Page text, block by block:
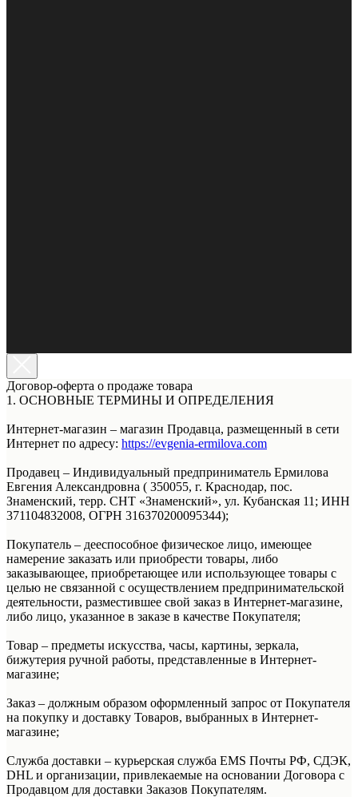
Договор-оферта о продаже товара
1. ОСНОВНЫЕ ТЕРМИНЫ И ОПРЕДЕЛЕНИЯ
Интернет-магазин – магазин Продавца, размещенный в сети
Интернет по адресу: https://evgenia-ermilova.com
Продавец – Индивидуальный предприниматель Ермилова
Евгения Александровна ( 350055, г. Краснодар, пос.
Знаменский, терр. СНТ «Знаменский», ул. Кубанская 11; ИНН
371104832008, ОГРН 316370200095344);
Покупатель – дееспособное физическое лицо, имеющее
намерение заказать или приобрести товары, либо
заказывающее, приобретающее или использующее товары с
целью не связанной с осуществлением предпринимательской
деятельности, разместившее свой заказ в Интернет-магазине,
либо лицо, указанное в заказе в качестве Покупателя;
Товар – предметы искусства, часы, картины, зеркала,
бижутерия ручной работы, представленные в Интернет-
магазине;
Заказ – должным образом оформленный запрос от Покупателя
на покупку и доставку Товаров, выбранных в Интернет-
магазине;
Служба доставки – курьерская служба EMS Почты РФ, СДЭК,
DHL и организации, привлекаемые на основании Договора с
Продавцом для доставки Заказов Покупателям.